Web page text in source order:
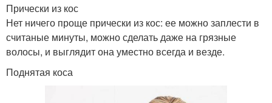
Прически из кос
Нет ничего проще прически из кос: ее можно заплести в
считаные минуты, можно сделать даже на грязные
волосы, и выглядит она уместно всегда и везде.
Поднятая коса